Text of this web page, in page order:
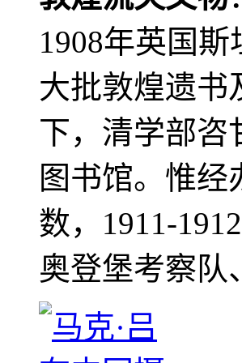
1908年英国
大批敦煌遗书
下，清学部咨
图书馆。惟
数，1911-
奥登堡考察队